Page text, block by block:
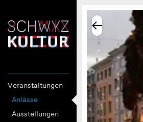
Veranstaltungen
Anlässe
Ausstellungen